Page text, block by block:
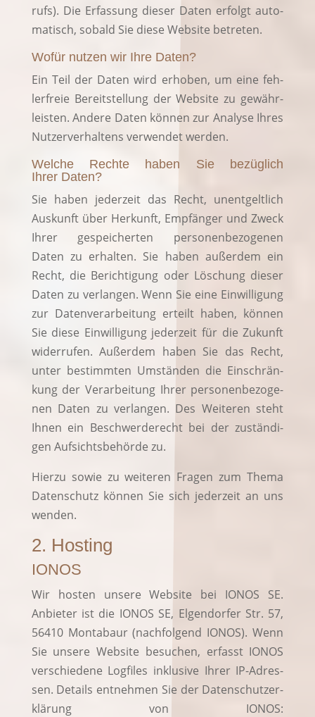
rufs). Die Erfas­sung die­ser Daten erfolgt auto­
ma­tisch, sobald Sie die­se Web­site betreten.
Wofür nutzen wir Ihre Daten?
Ein Teil der Daten wird erho­ben, um eine feh­
ler­freie Bereit­stel­lung der Web­site zu gewähr­
leis­ten. Ande­re Daten kön­nen zur Ana­ly­se Ihres
Nut­zer­ver­hal­tens ver­wen­det werden.
Welche Rechte haben Sie bezüglich
Ihrer Daten?
Sie haben jeder­zeit das Recht, unent­gelt­lich
Aus­kunft über Her­kunft, Emp­fän­ger und Zweck
Ihrer gespei­cher­ten per­so­nen­be­zo­ge­nen
Daten zu erhal­ten. Sie haben außer­dem ein
Recht, die Berich­ti­gung oder Löschung die­ser
Daten zu ver­lan­gen. Wenn Sie eine Ein­wil­li­gung
zur Daten­ver­ar­bei­tung erteilt haben, kön­nen
Sie die­se Ein­wil­li­gung jeder­zeit für die Zukunft
wider­ru­fen. Außer­dem haben Sie das Recht,
unter bestimm­ten Umstän­den die Ein­schrän­
kung der Ver­ar­bei­tung Ihrer per­so­nen­be­zo­ge­
nen Daten zu ver­lan­gen. Des Wei­te­ren steht
Ihnen ein Beschwer­de­recht bei der zustän­di­
gen Auf­sichts­be­hör­de zu.
Hier­zu sowie zu wei­te­ren Fra­gen zum The­ma
Daten­schutz kön­nen Sie sich jeder­zeit an uns
wenden.
2. Hosting
IONOS
Wir hos­ten unse­re Web­site bei IONOS SE.
Anbie­ter ist die IONOS SE, Elgen­dor­fer Str. 57,
56410 Mon­ta­baur (nach­fol­gend IONOS). Wenn
Sie unse­re Web­site besu­chen, erfasst IONOS
ver­schie­de­ne Log­files inklu­si­ve Ihrer IP-Adres­
sen. Details ent­neh­men Sie der Daten­schutz­er­
klä­rung von IONOS: